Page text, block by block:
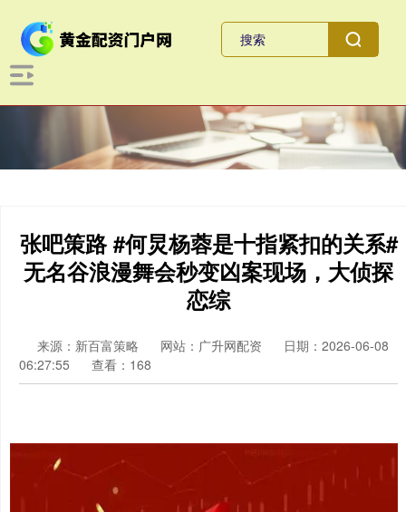
张吧策路 #何炅杨蓉是十指紧扣的关系#
无名谷浪漫舞会秒变凶案现场，大侦探
恋综
来源：新百富策略 网站：广升网配资
日期：2026-06-08
06:27:55
查看：168